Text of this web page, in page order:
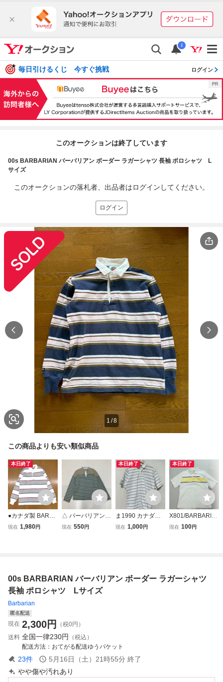
i
毎日引けるくじ 今すぐ挑戦 ログイン
このオークションは終了しています
00s BARBARIAN バーバリアン ボーダー ラガーシャツ 長袖 ポロシャツ L
サイズ
このオークションの落札者、出品者はログインしてください。
ログイン
1 /8
この商品よりも安い類似商品
本日終了
●カナダ製 BARBA
RIAN バーバリア
古着 メンズ
現在 1,980円
△ バーバリアン b
arbarian 長袖 ラガ
古着
現在 550円
本日終了
ま1990 カナダ製
BARBARIAN バー
現在 1,000円
本日終了
X801/BARBARIA
N/バーバリアン/カ
現在 100円
00s BARBARIAN バーバリアン ボーダー ラガーシャツ
長袖 ポロシャツ Lサイズ
Barbarian
匿名配送
現在 2,300円
（税0円）
送料 全国一律230円
（税込）
配送方法
おてがる配送ゆうパケット
23件 5月16日（土）21時55分 終了
やや傷や汚れあり